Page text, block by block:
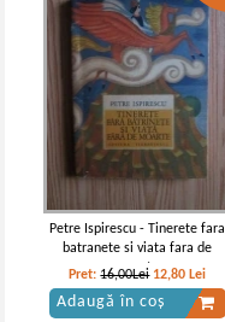
Petre Ispirescu - Tinerete fara
batranete si viata fara de
moarte
Pret:16,00Lei 12,80 Lei
Adaugă în coș